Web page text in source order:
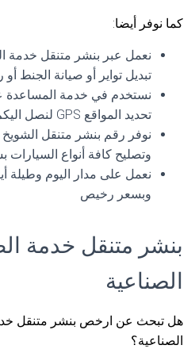
كما نوفر أيضا:
نعمل عبر بنشر متنقل خدمة
تبديل تواير أو صيانة الجنط
نستخدم في خدمة المساعدة
تحديد المواقع GPS لنصل اليكم بأقصى سرعة
نوفر رقم بنشر متنقل
وتصليح كافة أنواع السيارات
نعمل على مدار اليوم وطيلة
وبسعر رخيص
بنشر متنقل خدمة
الصناعية
هل تبحث عن ارخص بنشر متنقل
الصناعية؟